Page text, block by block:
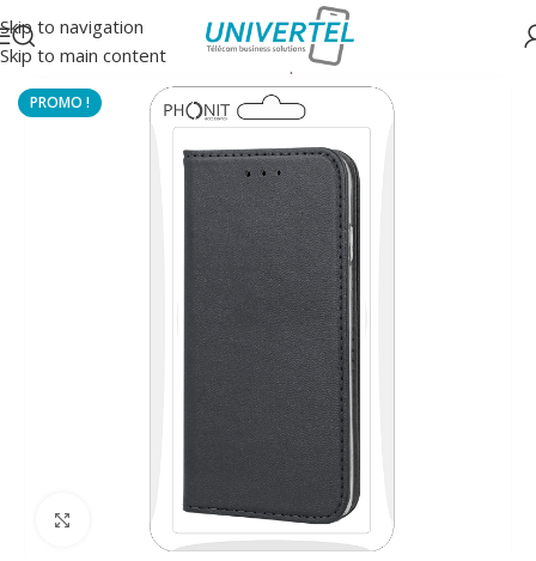
Skip to navigation
Skip to main content
Accueil/Protections Housse à clapet
Click to enlarge